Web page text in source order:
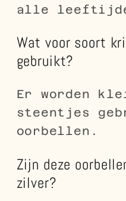
alle
Wat voor soort
gebruikt?
Er worden
steentjes
oorbellen.
Zijn deze
zilver?